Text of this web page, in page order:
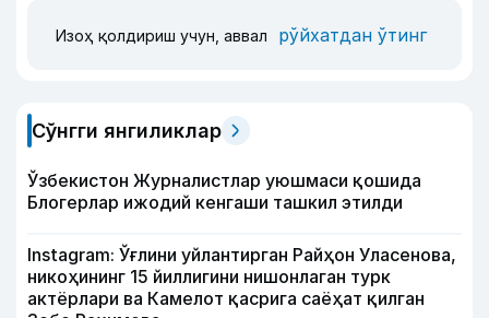
Изоҳ қолдириш учун, аввал рўйхатдан ўтинг
Сўнгги янгиликлар
Ўзбекистон Журналистлар уюшмаси қошида
Блогерлар ижодий кенгаши ташкил этилди
Instagram: Ўғлини уйлантирган Райҳон Уласенова,
никоҳининг 15 йиллигини нишонлаган турк
актёрлари ва Камелот қасрига саёҳат қилган